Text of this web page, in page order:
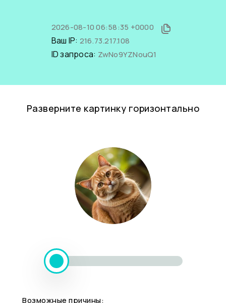
2026-08-10 06:58:35 +0000
Ваш IP: 216.73.217.108
ID запроса: ZwNo9YZNouQ1
Разверните картинку горизонтально
Возможные причины: